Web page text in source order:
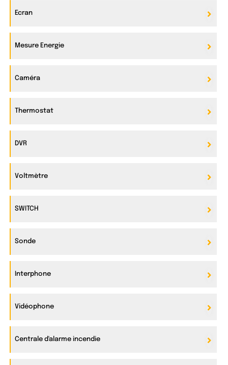
Ecran
Mesure Energie
Caméra
Thermostat
DVR
Voltmètre
SWITCH
Sonde
Interphone
Vidéophone
Centrale d'alarme incendie